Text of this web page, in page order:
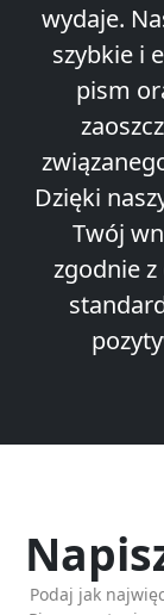
wydaje.
szybkie i
pism
Dzięki
Twój
zgodnie
Podaj jak